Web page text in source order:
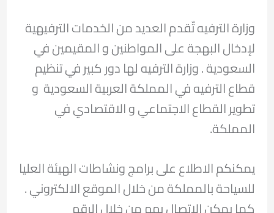
وزارة الترفيه تٌقدم العديد من الخدمات الترفيهية
لإدخال البهجة على المواطنين و المقيمين في
السعودية . وزارة الترفيه لها دور كبير في تنظيم
قطاع الترفيه في المملكة العربية السعودية و
تطوير القطاع الاجتماعي و الاقتصادي في
المملكة.
يمكنكم الاطلاع على برامج ونشاطات الهيئة العليا
للسياحة بالمملكة من خلال الموقع الالكتروني .
كما يمكن الاتصال بهم من خلال الرقم